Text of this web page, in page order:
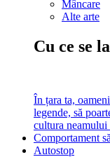
Mâncare
Alte arte
Cu ce se
În țara ta,
legende, să
cultura neamului
Comportament
Autostop